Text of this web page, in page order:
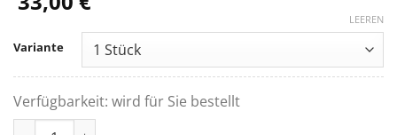
Variante
LEEREN
Verfügbarkeit: wird für Sie bestellt